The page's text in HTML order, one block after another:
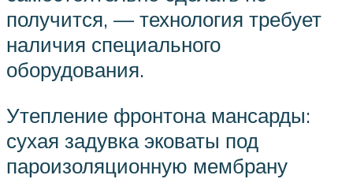
получится, — технология требует
наличия специального
оборудования.
Утепление фронтона мансарды:
сухая задувка эковаты под
пароизоляционную мембрану